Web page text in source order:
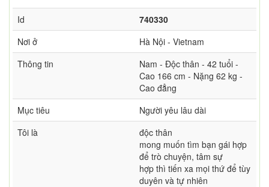
Id
740330
Nơi ở
Hà Nội - Vietnam
Thông tin
Nam - Độc thân - 42 tuổi -
Cao 166 cm - Nặng 62 kg -
Cao đẳng
Mục tiêu
Người yêu lâu dài
Tôi là
độc thân
mong muốn tìm bạn gái hợp
để trò chuyện, tâm sự
hợp thì tiến xa mọi thứ để tùy
duyên và tự nhiên